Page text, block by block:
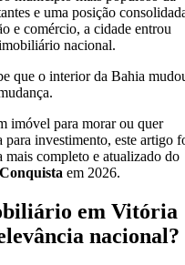
e uma posição
e comércio, a cidade entrou
nacional.
que o interior da Bahia
imóvel para morar ou quer
para investimento, este artigo
completo e atualizado do
em 2026.
em Vitória
nacional?